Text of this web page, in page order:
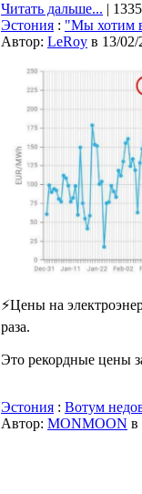
Читать дальше... |
Эстония : "Мы хотим
Автор: LeRoy в 13/02/
⚡Цены на
раза.
Это рекордные цены
Эстония : Вотум
Автор: MONMOON в